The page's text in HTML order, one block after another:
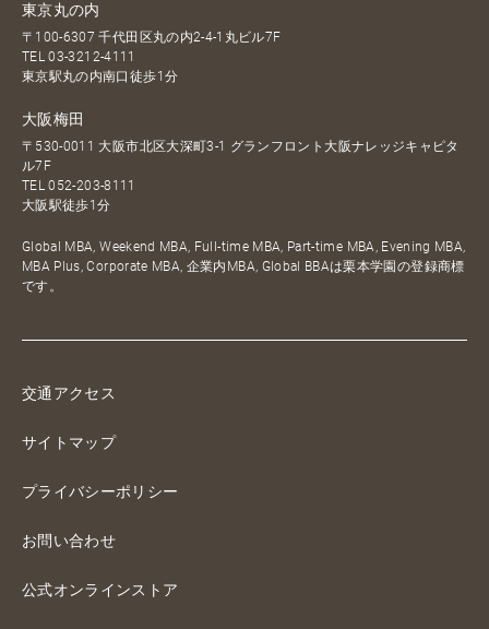
東京丸の内
〒100-6307 千代田区丸の内2-4-1丸ビル7F
TEL03-3212-4111
東京駅丸の内南口徒歩1分
大阪梅田
〒530-0011 大阪市北区大深町3-1 グランフロント大阪ナレッジキャピタ
ル7F
TEL052-203-8111
大阪駅徒歩1分
Global MBA, Weekend MBA, Full-time MBA, Part-time MBA, Evening MBA,
MBA Plus, Corporate MBA, 企業内MBA, Global BBAは栗本学園の登録商標
です。
交通アクセス
サイトマップ
プライバシーポリシー
お問い合わせ
公式オンラインストア